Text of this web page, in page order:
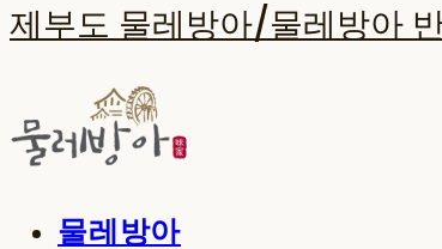
제부도 물레방아/물레방아
물레방아